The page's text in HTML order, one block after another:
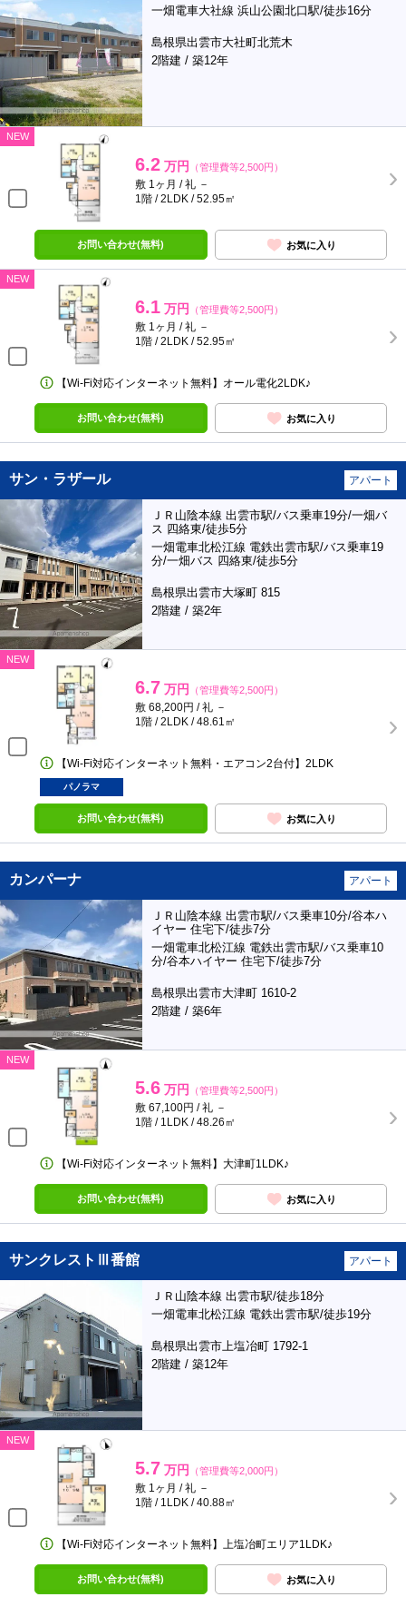
一畑電車大社線 浜山公園北口駅/徒歩16分
島根県出雲市大社町北荒木
2階建 / 築12年
NEW
6.2 万円 （管理費等2,500円）
敷 1ヶ月 / 礼 －
1階 / 2LDK / 52.95㎡
お問い合わせ(無料) お気に入り
NEW
6.1 万円 （管理費等2,500円）
敷 1ヶ月 / 礼 －
1階 / 2LDK / 52.95㎡
【Wi-Fi対応インターネット無料】オール電化2LDK♪
お問い合わせ(無料) お気に入り
サン・ラザール アパート
ＪＲ山陰本線 出雲市駅/バス乗車19分/一畑バ
ス 四絡東/徒歩5分
一畑電車北松江線 電鉄出雲市駅/バス乗車19
分/一畑バス 四絡東/徒歩5分
島根県出雲市大塚町 815
2階建 / 築2年
NEW
6.7 万円 （管理費等2,500円）
敷 68,200円 / 礼 －
1階 / 2LDK / 48.61㎡
【Wi-Fi対応インターネット無料・エアコン2台付】2LDK
パノラマ
お問い合わせ(無料) お気に入り
カンパーナ アパート
ＪＲ山陰本線 出雲市駅/バス乗車10分/谷本ハ
イヤー 住宅下/徒歩7分
一畑電車北松江線 電鉄出雲市駅/バス乗車10
分/谷本ハイヤー 住宅下/徒歩7分
島根県出雲市大津町 1610-2
2階建 / 築6年
NEW
5.6 万円 （管理費等2,500円）
敷 67,100円 / 礼 －
1階 / 1LDK / 48.26㎡
【Wi-Fi対応インターネット無料】大津町1LDK♪
お問い合わせ(無料) お気に入り
サンクレストⅢ番館 アパート
ＪＲ山陰本線 出雲市駅/徒歩18分
一畑電車北松江線 電鉄出雲市駅/徒歩19分
島根県出雲市上塩冶町 1792-1
2階建 / 築12年
NEW
5.7 万円 （管理費等2,000円）
敷 1ヶ月 / 礼 －
1階 / 1LDK / 40.88㎡
【Wi-Fi対応インターネット無料】上塩冶町エリア1LDK♪
お問い合わせ(無料) お気に入り